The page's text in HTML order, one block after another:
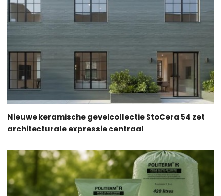
Nieuwe keramische gevelcollectie StoCera 54 zet
architecturale expressie centraal